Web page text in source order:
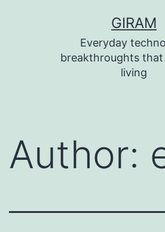
GIRAM
Everyday
breakthroughts
living
Author: